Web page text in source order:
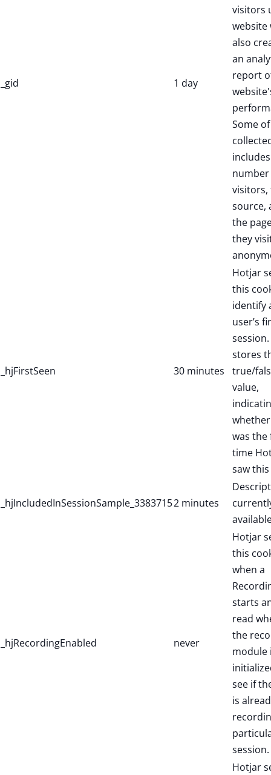
_gid 1 day
visitors
website
also
an
report
Some
source,
the
they
_hjFirstSeen 30 minutes
Hotjar
this
identify
user’s
stores
true/
value,
was the
time
saw
_hjIncludedInSessionSample_33837152 minutes
_hjRecordingEnabled never
Hotjar
this
when a
starts
read
the
module
see if
is
session.
Hotjar